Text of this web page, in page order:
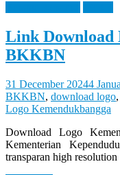
Link Download
BKKBN
31 December 20244
BKKBN, download logo,
Logo Kemendukbangga
Download Logo
Kementerian
transparan high resolution